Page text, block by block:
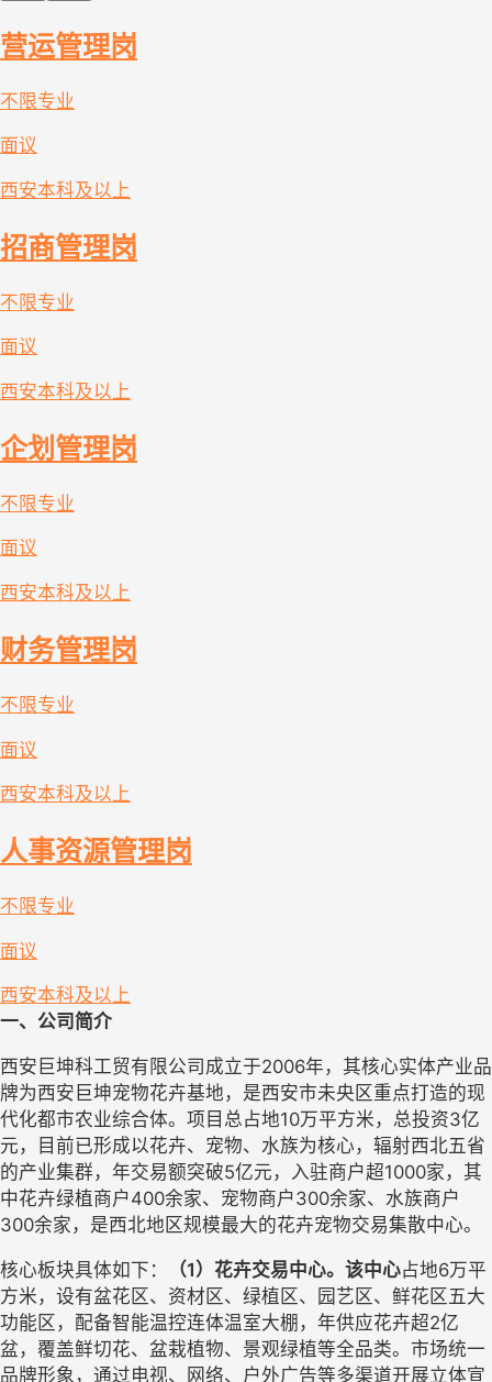
营运管理岗
不限专业
面议
西安本科及以上
招商管理岗
不限专业
面议
西安本科及以上
企划管理岗
不限专业
面议
西安本科及以上
财务管理岗
不限专业
面议
西安本科及以上
人事资源管理岗
不限专业
面议
西安本科及以上
一、公司简介
西安巨坤科工贸有限公司成立于2006年，其核心实体产业品
牌为西安巨坤宠物花卉基地，是西安市未央区重点打造的现
代化都市农业综合体。项目总占地10万平方米，总投资3亿
元，目前已形成以花卉、宠物、水族为核心，辐射西北五省
的产业集群，年交易额突破5亿元，入驻商户超1000家，其
中花卉绿植商户400余家、宠物商户300余家、水族商户
300余家，是西北地区规模最大的花卉宠物交易集散中心。
核心板块具体如下 ： （1）花卉交易中心。 该中心占地6万平
方米，设有盆花区、资材区、绿植区、园艺区、鲜花区五大
功能区，配备智能温控连体温室大棚，年供应花卉超2亿
盆，覆盖鲜切花、盆栽植物、景观绿植等全品类。市场统一
品牌形象，通过电视、网络、户外广告等多渠道开展立体宣